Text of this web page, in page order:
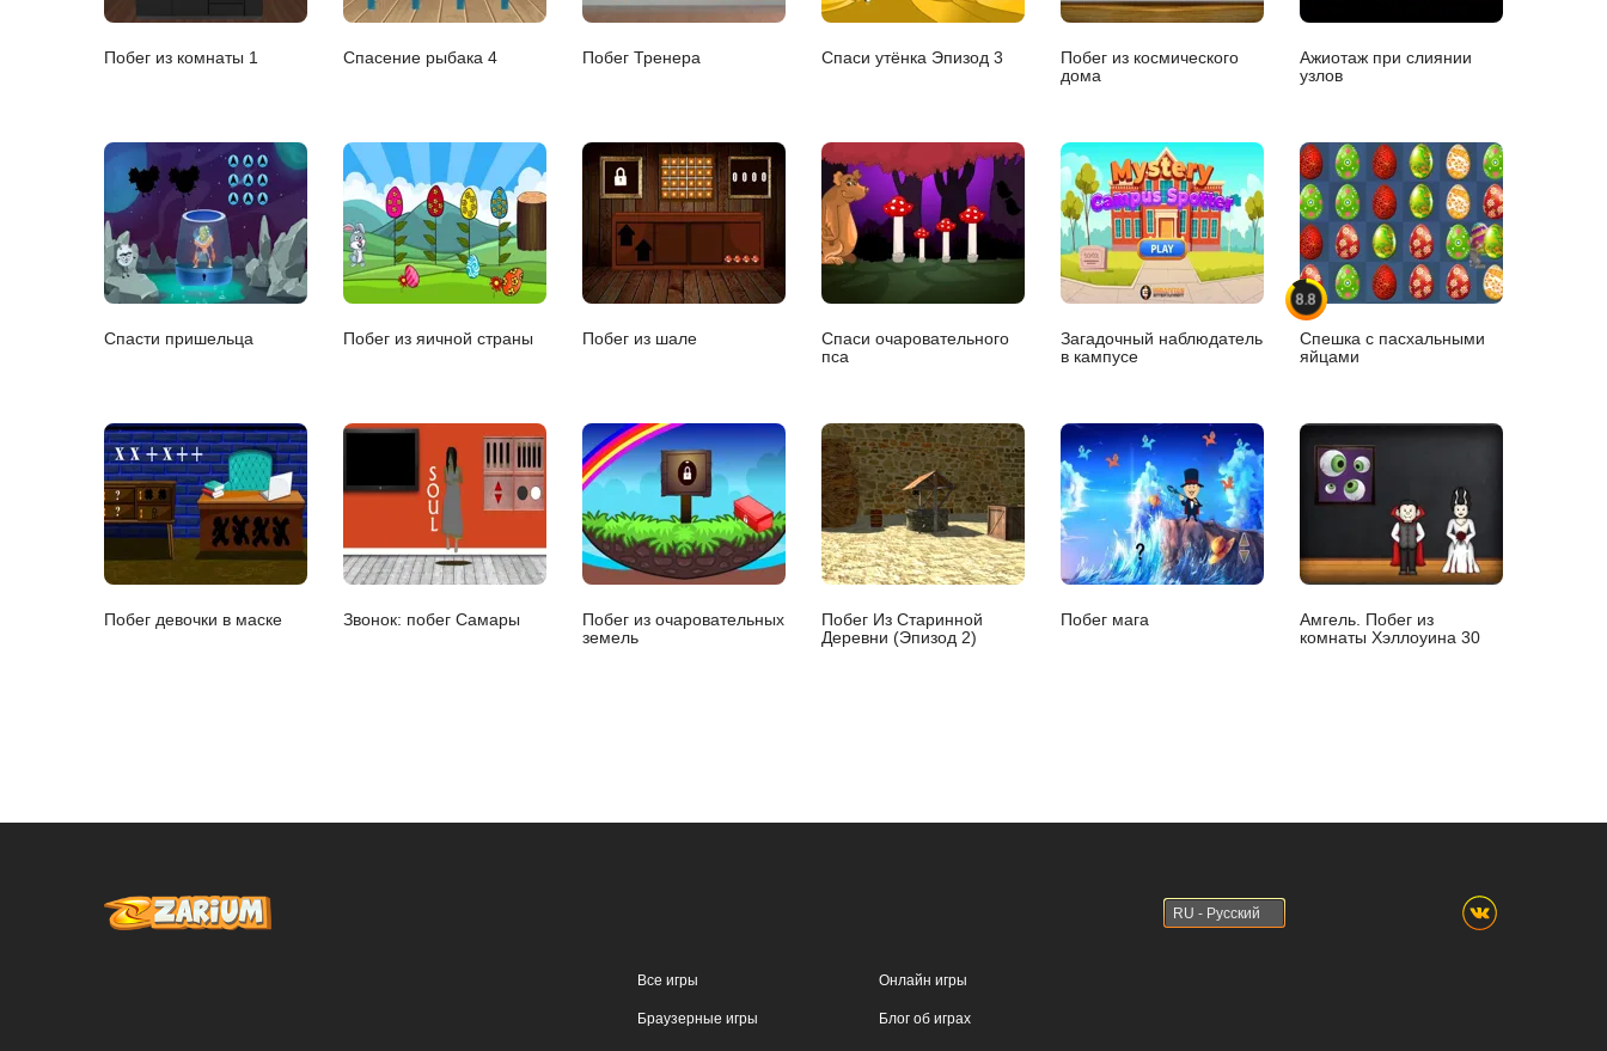
Побег из комнаты 1 Спасение рыбака 4 Побег Тренера Спаси утёнка Эпизод 3
Побег из космического
дома
Ажиотаж при слиянии
узлов
Спасти пришельца Побег из яичной страны Побег из шале
Спаси очаровательного
пса
Загадочный наблюдатель
в кампусе
8.8
Спешка с пасхальными
яйцами
Побег девочки в маске Звонок: побег Самары
Побег из очаровательных
земель
Побег Из Старинной
Деревни (Эпизод 2)
Побег мага
Амгель. Побег из
комнаты Хэллоуина 30
RU - Русский
Все игры
Браузерные игры
Онлайн игры
Блог об играх